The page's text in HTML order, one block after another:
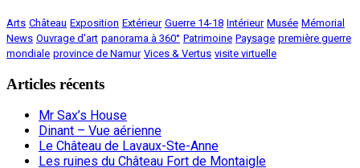
Arts Château Exposition Extérieur Guerre 14-18 Intérieur Musée Mémorial
News Ouvrage d'art panorama à 360° Patrimoine Paysage première guerre
mondiale province de Namur Vices & Vertus visite virtuelle
Articles récents
Mr Sax’s House
Dinant – Vue aérienne
Le Château de Lavaux-Ste-Anne
Les ruines du Château Fort de Montaigle